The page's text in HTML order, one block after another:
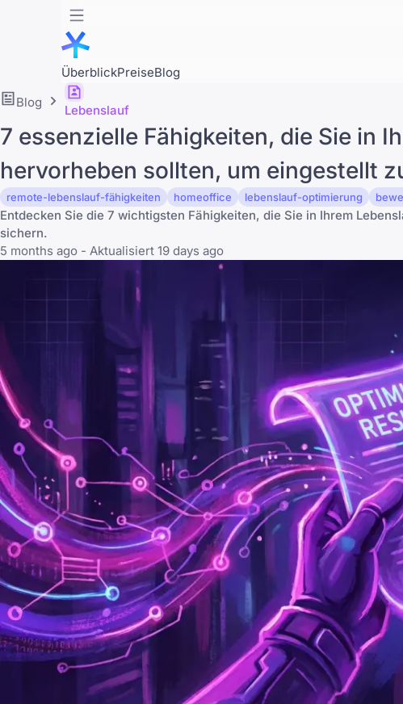
ÜberblickPreiseBlog
Blog
Lebenslauf
7 essenzielle Fähigkeiten, die Sie in
hervorheben sollten, um eingestellt
remote-lebenslauf-fähigkeiten homeoffice lebenslauf-optimierung
Entdecken Sie die 7 wichtigsten Fähigkeiten, die Sie in Ihrem
sichern.
5 months ago - Aktualisiert 19 days ago